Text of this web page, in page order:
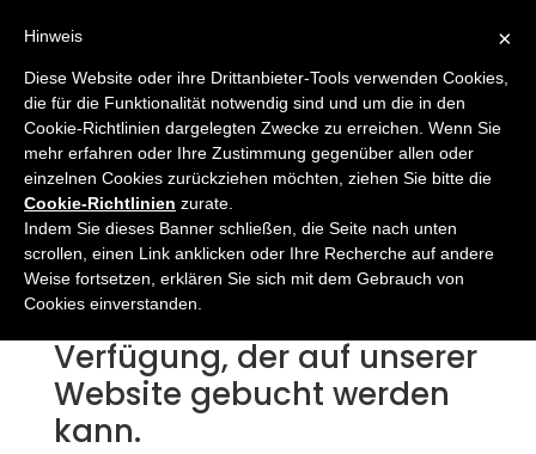
Wir stellen den
Teilnehmern der Mailand-
San-Remo Cyclosportive
einen Transportdienst zur
Verfügung, der auf unserer
Website gebucht werden
kann.
×
Hinweis
Diese Website oder ihre Drittanbieter-Tools verwenden Cookies,
die für die Funktionalität notwendig sind und um die in den
Cookie-Richtlinien dargelegten Zwecke zu erreichen. Wenn Sie
mehr erfahren oder Ihre Zustimmung gegenüber allen oder
einzelnen Cookies zurückziehen möchten, ziehen Sie bitte die
Cookie-Richtlinien zurate.
Indem Sie dieses Banner schließen, die Seite nach unten
scrollen, einen Link anklicken oder Ihre Recherche auf andere
Weise fortsetzen, erklären Sie sich mit dem Gebrauch von
Cookies einverstanden.